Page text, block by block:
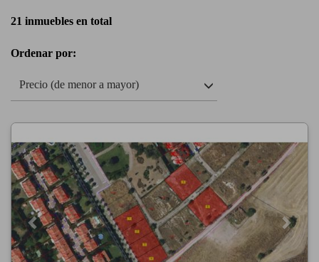
21 inmuebles en total
Ordenar por:
Precio (de menor a mayor)
Next